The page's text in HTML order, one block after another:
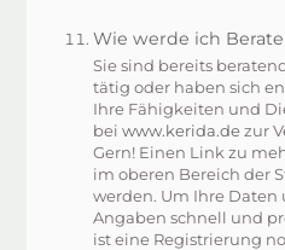
Wie werde ich
Sie sind bereits
tätig oder haben sich
Ihre Fähigkeiten und
beiwww.kerida.dezur
Gern! Einen Link zu
im oberen Bereich der
werden. Um Ihre Daten
Angaben schnell und
ist eine Registrierung